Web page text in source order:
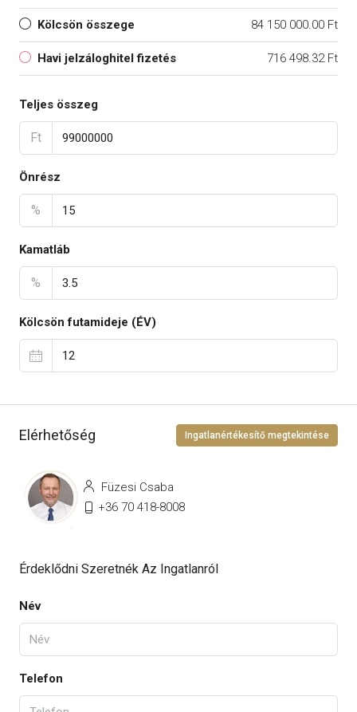
Kölcsön összege 84 150 000.00 Ft
Havi jelzáloghitel fizetés 716 498.32 Ft
Teljes összeg
Ft
Önrész
%
Kamatláb
%
Kölcsön futamideje (ÉV)
Elérhetőség Ingatlanértékesítő megtekintése
Füzesi Csaba
+36 70 418-8008
Érdeklődni Szeretnék Az Ingatlanról
Név
Telefon